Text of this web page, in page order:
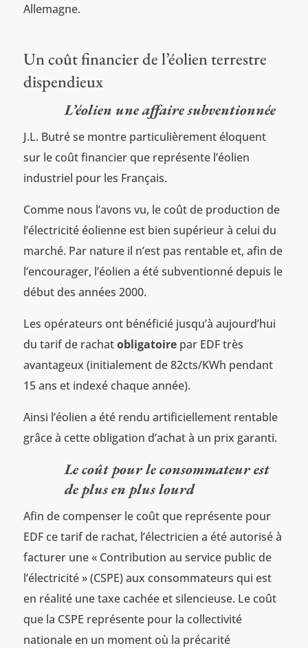
Allemagne.
Un coût financier de l’éolien terrestre
dispendieux
L’éolien une affaire subventionnée
J.L. Butré se montre particulièrement éloquent
sur le coût financier que représente l’éolien
industriel pour les Français.
Comme nous l’avons vu, le coût de production de
l’électricité éolienne est bien supérieur à celui du
marché. Par nature il n’est pas rentable et, afin de
l’encourager, l’éolien a été subventionné depuis le
début des années 2000.
Les opérateurs ont bénéficié jusqu’à aujourd’hui
du tarif de rachatobligatoirepar EDF très
avantageux (initialement de 82cts/KWh pendant
15 ans et indexé chaque année).
Ainsi l’éolien a été rendu artificiellement rentable
grâce à cette obligation d’achat à un prix garanti.
Le coût pour le consommateur est
de plus en plus lourd
Afin de compenser le coût que représente pour
EDF ce tarif de rachat, l’électricien a été autorisé à
facturer une « Contribution au service public de
l’électricité » (CSPE) aux consommateurs qui est
en réalité une taxe cachée et silencieuse. Le coût
que la CSPE représente pour la collectivité
nationale en un moment où la précarité